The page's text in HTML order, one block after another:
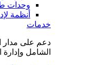
وحدات
أنظمة
خدمات
دعم على مدار
الشامل